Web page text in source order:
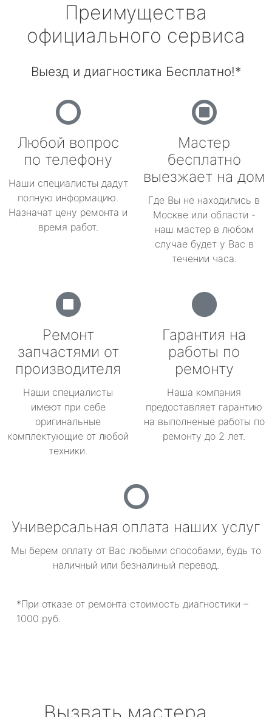
Преимущества
официального сервиса
Выезд и диагностика Бесплатно!*
Любой вопрос
по телефону
Наши специалисты дадут
полную информацию.
Назначат цену ремонта и
время работ.
Мастер
бесплатно
выезжает на дом
Где Вы не находились в
Москве или области -
наш мастер в любом
случае будет у Вас в
течении часа.
Ремонт
запчастями от
производителя
Наши специалисты
имеют при себе
оригинальные
комплектующие от любой
техники.
Гарантия на
работы по
ремонту
Наша компания
предоставляет гарантию
на выполненые работы по
ремонту до 2 лет.
Универсальная оплата наших услуг
Мы берем оплату от Вас любыми способами, будь то
наличный или безналиный перевод.
*При отказе от ремонта стоимость диагностики –
1000 руб.